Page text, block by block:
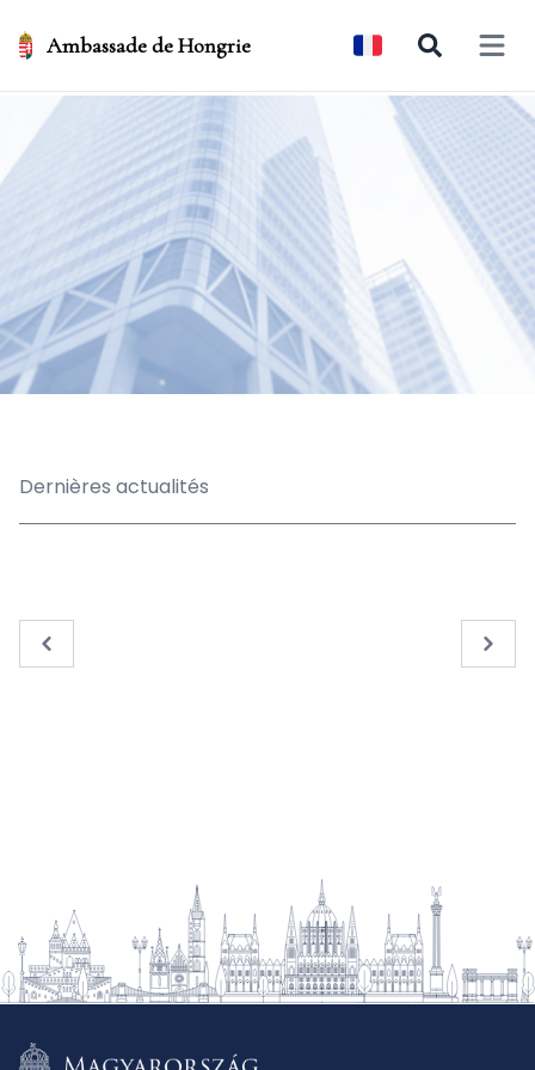
Ambassade de Hongrie Open
Dernières actualités
« Previous Next